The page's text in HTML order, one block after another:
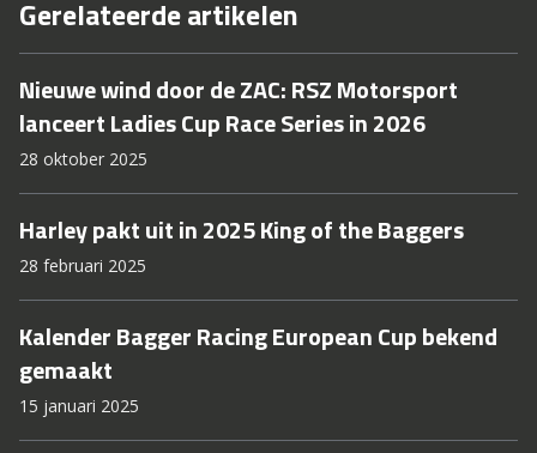
Gerelateerde artikelen
Nieuwe wind door de ZAC: RSZ Motorsport
lanceert Ladies Cup Race Series in 2026
28 oktober 2025
Harley pakt uit in 2025 King of the Baggers
28 februari 2025
Kalender Bagger Racing European Cup bekend
gemaakt
15 januari 2025